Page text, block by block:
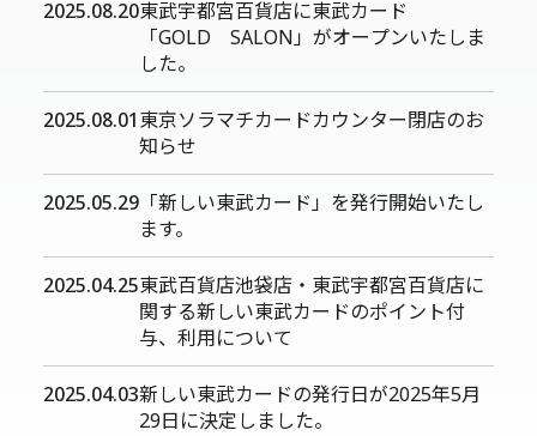
2025.08.20東武宇都宮百貨店に東武カード
「GOLD SALON」がオープンいたしま
した。
2025.08.01東京ソラマチカードカウンター閉店のお
知らせ
2025.05.29 「新しい東武カード」を発行開始いたし
ます。
2025.04.25東武百貨店池袋店・東武宇都宮百貨店に
関する新しい東武カードのポイント付
与、利用について
2025.04.03新しい東武カードの発行日が2025年5月
29日に決定しました。